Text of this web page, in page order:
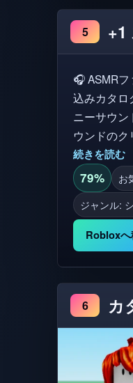
5 +1
🎧 ASMRファン向けに
込みカタロ
ニーサウン
ウンドの
続きを読む
79% お
ジャンル:
Roblox
6 カ